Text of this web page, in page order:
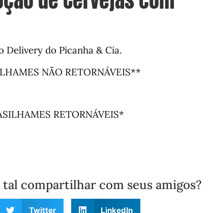
Delivery do Picanha & Cia.
NÃO RETORNÁVEIS**
RETORNÁVEIS*
compartilhar com seus amigos?
Twitter LinkedIn